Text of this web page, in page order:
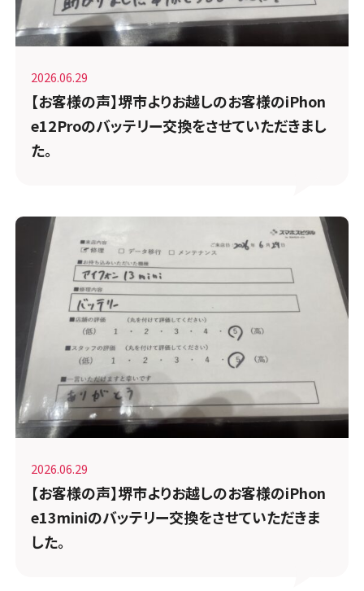
2026.06.29
【お客様の声】堺市よりお越しのお客様のiPhon
e12Proのバッテリー交換をさせていただきまし
た。
2026.06.29
【お客様の声】堺市よりお越しのお客様のiPhon
e13miniのバッテリー交換をさせていただきま
した。